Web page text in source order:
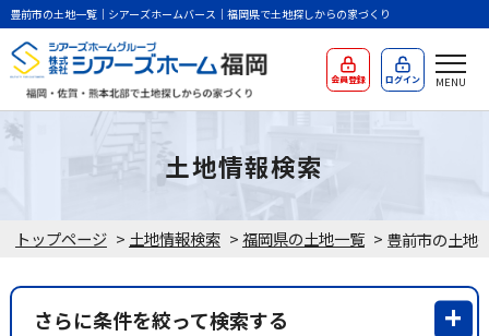
豊前市の土地一覧｜シアーズホームバース｜福岡県で土地探しからの家づくり
会員登録 ログイン
トップページ > 土地情報検索 >福岡県の土地一覧 > 豊前市の土地
土地情報検索
さらに条件を絞って検索する